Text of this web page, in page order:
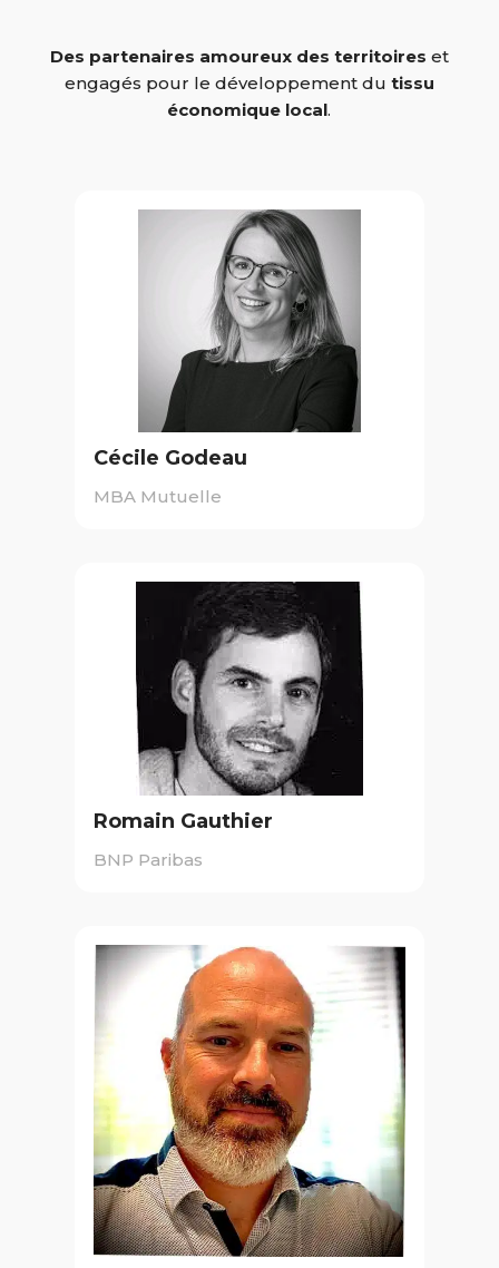
Des partenaires amoureux des territoires et
engagés pour le développement du tissu
économique local.
Cécile Godeau
MBA Mutuelle
Romain Gauthier
BNP Paribas